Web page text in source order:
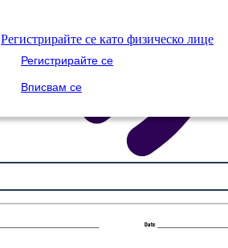
Регистрирайте се като физическо лице
Регистрирайте се
Вписвам се